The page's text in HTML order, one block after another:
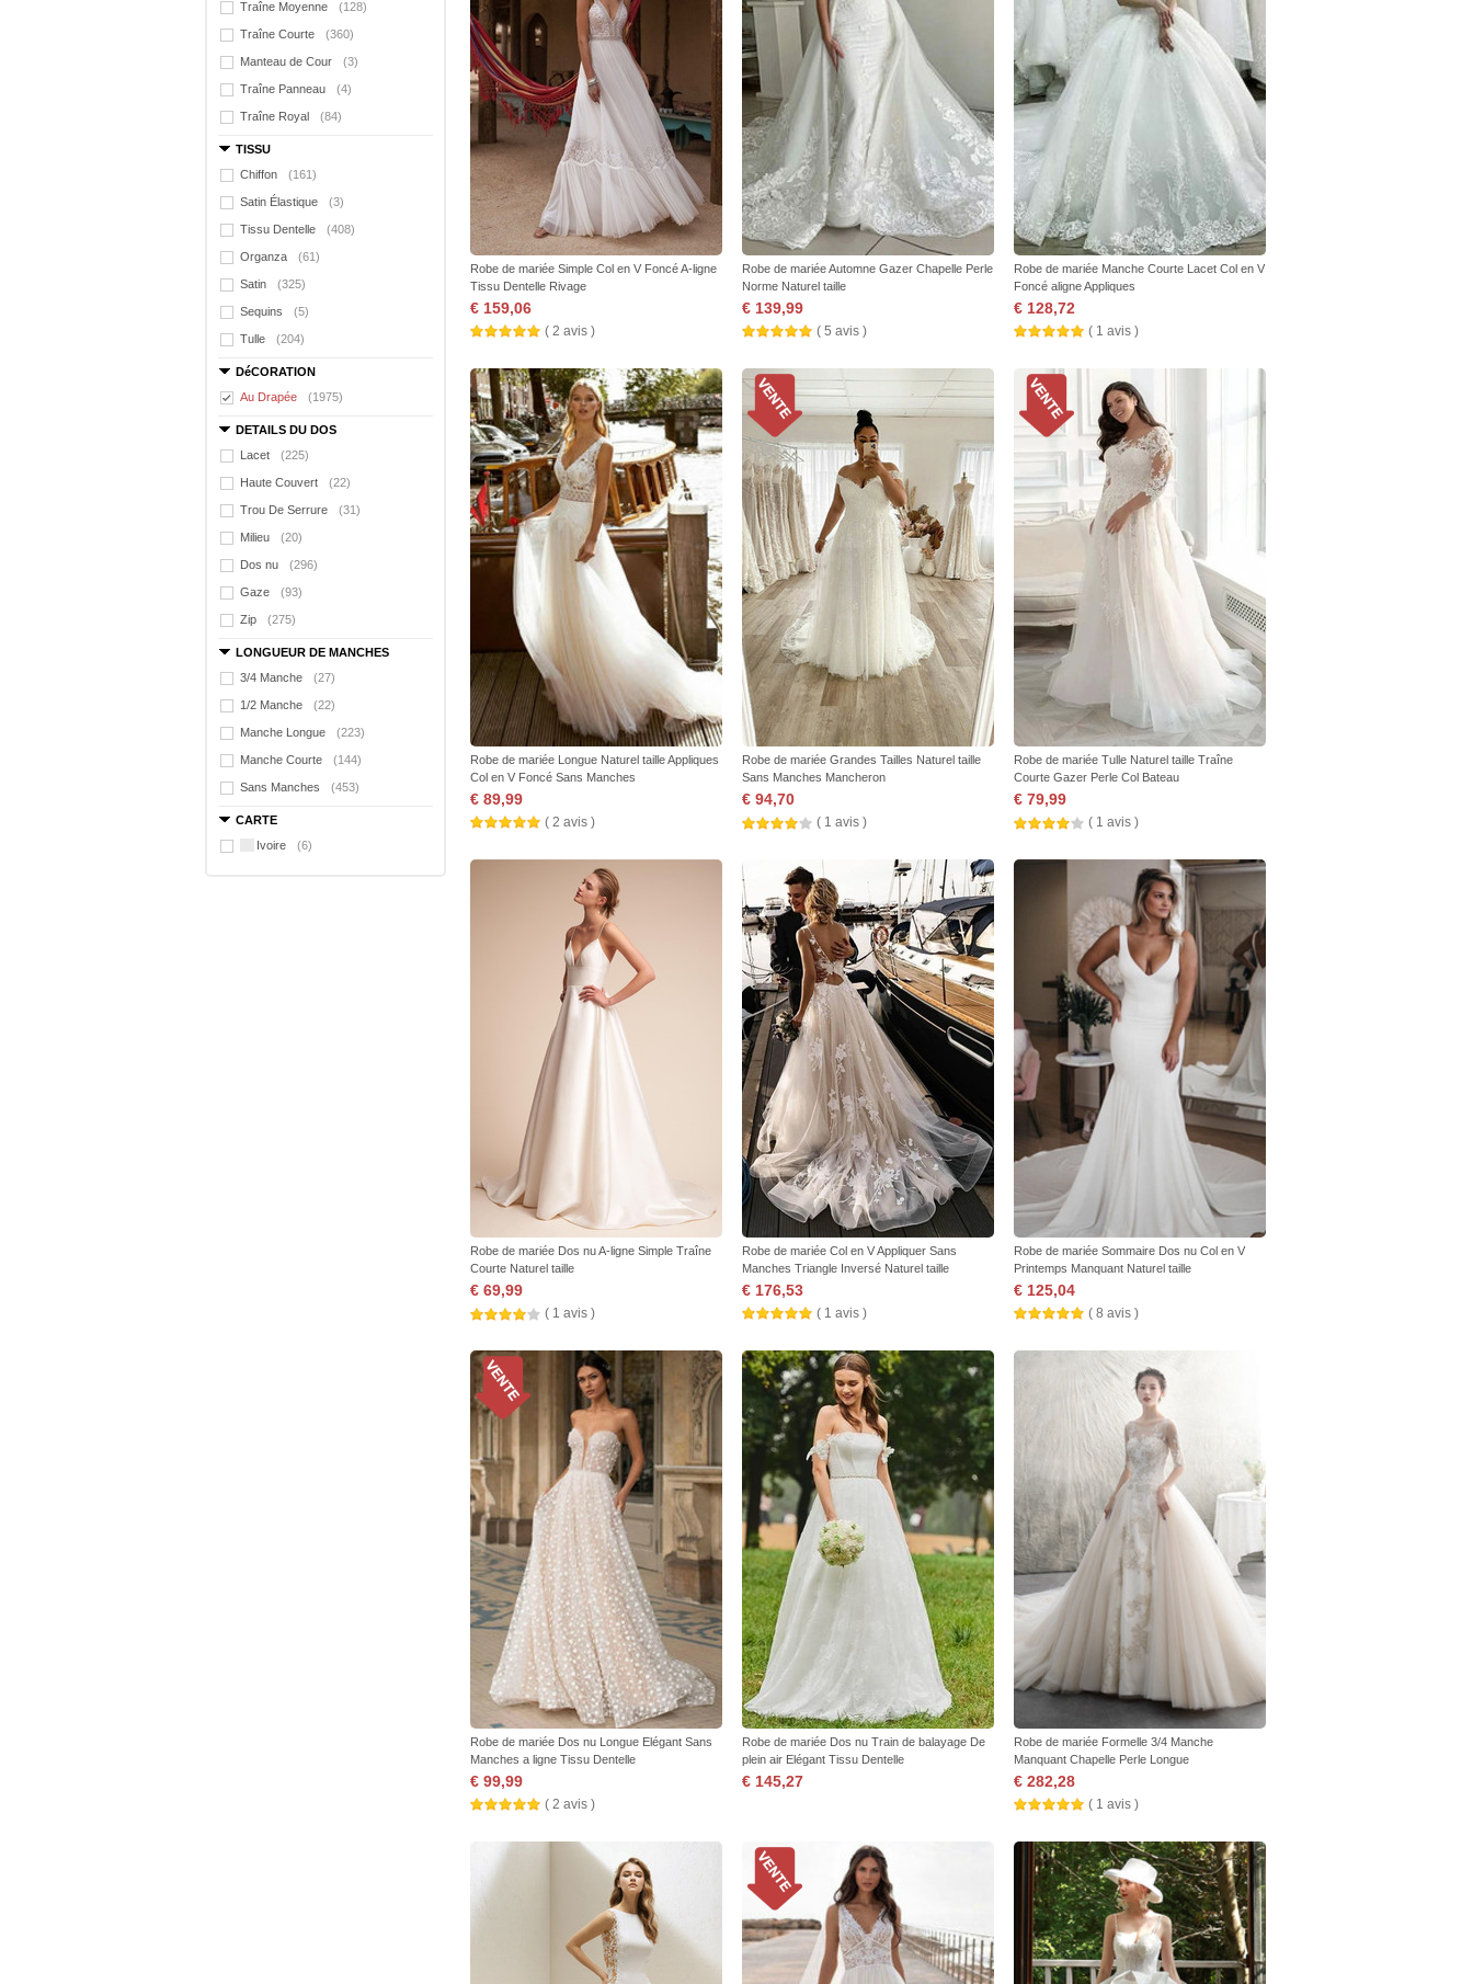
Traîne Moyenne (128)
Traîne Courte (360)
Manteau de Cour (3)
Traîne Panneau (4)
Traîne Royal (84)
TISSU
Chiffon
(161)
Satin Élastique (3)
Tissu Dentelle (408)
Organza (61)
Satin (325)
Sequins (5)
Tulle (204)
DéCORATION
Au Drapée
(1975)
DETAILS DU DOS
Lacet
(225)
Haute Couvert (22)
Trou De Serrure (31)
Milieu (20)
Dos nu (296)
Gaze (93)
Zip (275)
LONGUEUR DE MANCHES
3/4 Manche
(27)
1/2 Manche (22)
Manche Longue (223)
Manche Courte (144)
Sans Manches (453)
CARTE
Ivoire
(6)
Robe de mariée Simple Col en V Foncé A-ligne
Tissu Dentelle Rivage
€ 159,06
( 2 avis )
Robe de mariée Automne Gazer Chapelle Perle
Norme Naturel taille
€ 139,99
( 5 avis )
Robe de mariée Manche Courte Lacet Col en V
Foncé aligne Appliques
€ 128,72
( 1 avis )
Robe de mariée Longue Naturel taille Appliques
Col en V Foncé Sans Manches
€ 89,99
( 2 avis )
Robe de mariée Grandes Tailles Naturel taille
Sans Manches Mancheron
€ 94,70
( 1 avis )
Robe de mariée Tulle Naturel taille Traîne
Courte Gazer Perle Col Bateau
€ 79,99
( 1 avis )
Robe de mariée Dos nu A-ligne Simple Traîne
Courte Naturel taille
€ 69,99
( 1 avis )
Robe de mariée Col en V Appliquer Sans
Manches Triangle Inversé Naturel taille
€ 176,53
( 1 avis )
Robe de mariée Sommaire Dos nu Col en V
Printemps Manquant Naturel taille
€ 125,04
( 8 avis )
Robe de mariée Dos nu Longue Elégant Sans
Manches a ligne Tissu Dentelle
€ 99,99
( 2 avis )
Robe de mariée Dos nu Train de balayage De
plein air Elégant Tissu Dentelle
€ 145,27
Robe de mariée Formelle 3/4 Manche
Manquant Chapelle Perle Longue
€ 282,28
( 1 avis )